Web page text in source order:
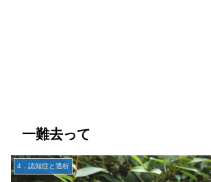
一難去って
4．認知症と透析